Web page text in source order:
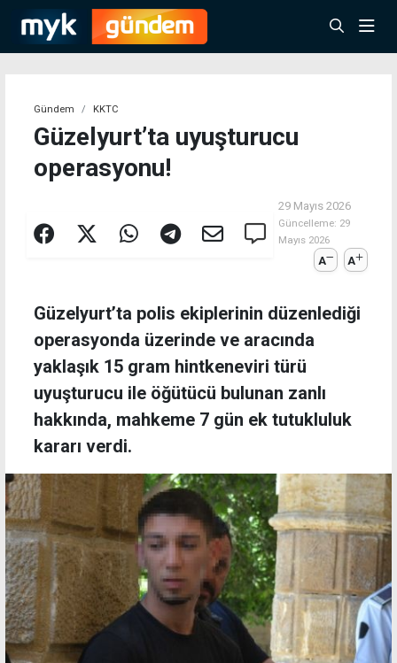
Gündem KKTC
Güzelyurt’ta uyuşturucu
operasyonu!
29 Mayıs 2026
Güncelleme: 29
Mayıs 2026
A A
Güzelyurt’ta polis ekiplerinin düzenlediği
operasyonda üzerinde ve aracında
yaklaşık 15 gram hintkeneviri türü
uyuşturucu ile öğütücü bulunan zanlı
hakkında, mahkeme 7 gün ek tutukluluk
kararı verdi.